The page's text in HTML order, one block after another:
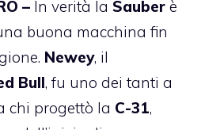
– In verità la Sauber è
buona macchina fin
Newey, il
Bull, fu uno dei tanti a
chi progettò la C-31,